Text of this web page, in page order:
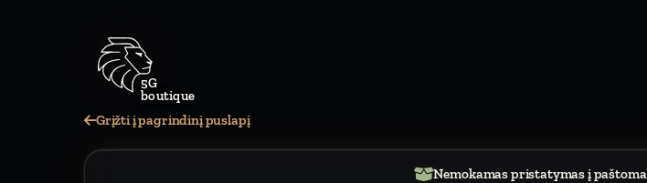
5G
boutique
Grįžti į pagrindinį puslapį
Nemokamas pristatymas į